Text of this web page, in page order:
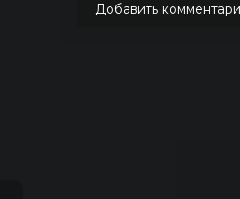
Добавить